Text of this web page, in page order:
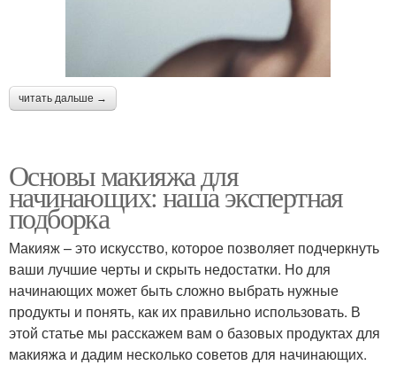
читать дальше →
Основы макияжа для
начинающих: наша экспертная
подборка
Макияж – это искусство, которое позволяет подчеркнуть
ваши лучшие черты и скрыть недостатки. Но для
начинающих может быть сложно выбрать нужные
продукты и понять, как их правильно использовать. В
этой статье мы расскажем вам о базовых продуктах для
макияжа и дадим несколько советов для начинающих.